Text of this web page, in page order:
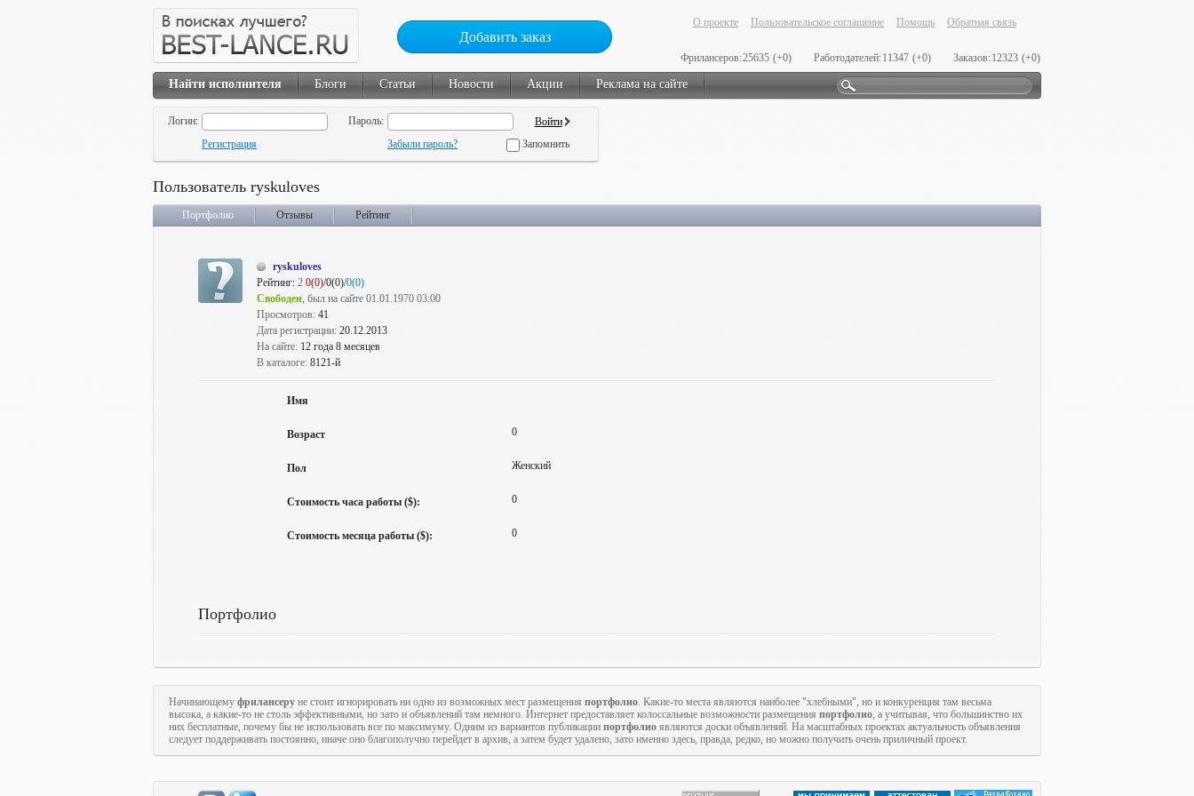
Добавить заказ
О проекте Пользовательское соглашение Помощь Обратная связь
Фрилансеров:25635 (+0) Работодателей:11347 (+0) Заказов:12323 (+0)
Найти исполнителя Блоги Статьи Новости Акции Реклама на сайте
Логин:
Пароль:
Регистрация
Забыли пароль? Запомнить
Пользователь ryskuloves
Портфолио Отзывы Рейтинг
ryskuloves
Рейтинг: 2 0(0)/0(0)/0(0)
Свободен, был на сайте 01.01.1970 03:00
Просмотров: 41
Дата регистрации: 20.12.2013
На сайте: 12 года 8 месяцев
В каталоге: 8121-й
Имя
Возраст 0
Пол Женский
Стоимость часа работы ($): 0
Стоимость месяца работы ($): 0
Портфолио
Начинающему фрилансеру не стоит игнорировать ни одно из возможных мест размещения портфолио. Какие-то места являются наиболее "хлебными", но и конкуренция там весьма
высока, а какие-то не столь эффективными, но зато и объявлений там немного. Интернет предоставляет колоссальные возможности размещения портфолио, а учитывая, что большинство их
них бесплатные, почему бы не использовать все по максимуму. Одним из вариантов публикации портфолио являются доски объявлений. На масштабных проектах актуальность объявления
следует поддерживать постоянно, иначе оно благополучно перейдет в архив, а затем будет удалено, зато именно здесь, правда, редко, но можно получить очень приличный проект.